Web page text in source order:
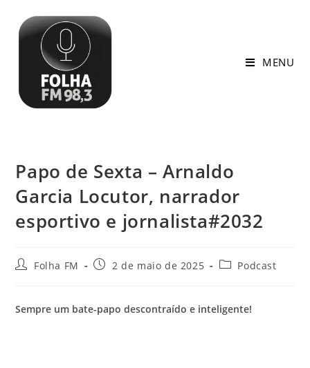
MENU
Papo de Sexta – Arnaldo
Garcia Locutor, narrador
esportivo e jornalista#2032
Folha FM 2 de maio de 2025 Podcast
Sempre um bate-papo descontraído e inteligente!